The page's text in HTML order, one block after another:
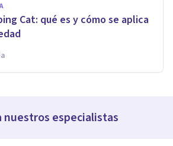
Cat: qué es y cómo se aplica
nuestros especialistas